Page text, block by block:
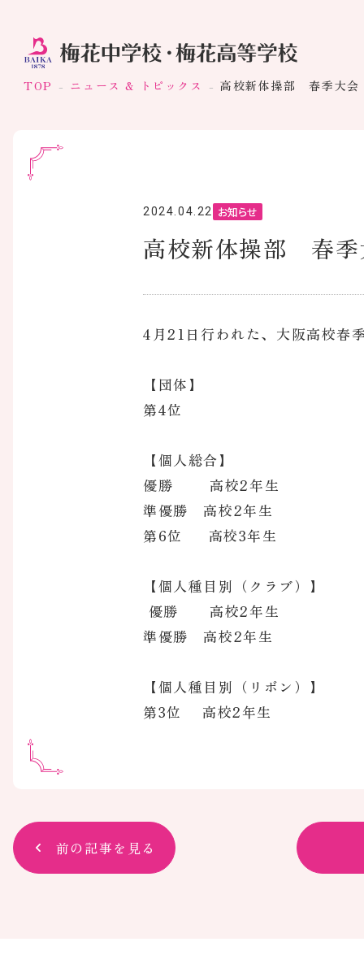
TOP ニュース & トピックス 高校新体操部 春季大
2024.04.22 お知らせ
高校新体操部 春
4月21日行われた、大阪高校春
【団体】
第4位
【個人総合】
優勝 高校2年生
準優勝 高校2年生
第6位 高校3年生
【個人種目別（クラブ）】
優勝 高校2年生
準優勝 高校2年生
【個人種目別（リボン）】
第3位 高校2年生
前の記事を見る